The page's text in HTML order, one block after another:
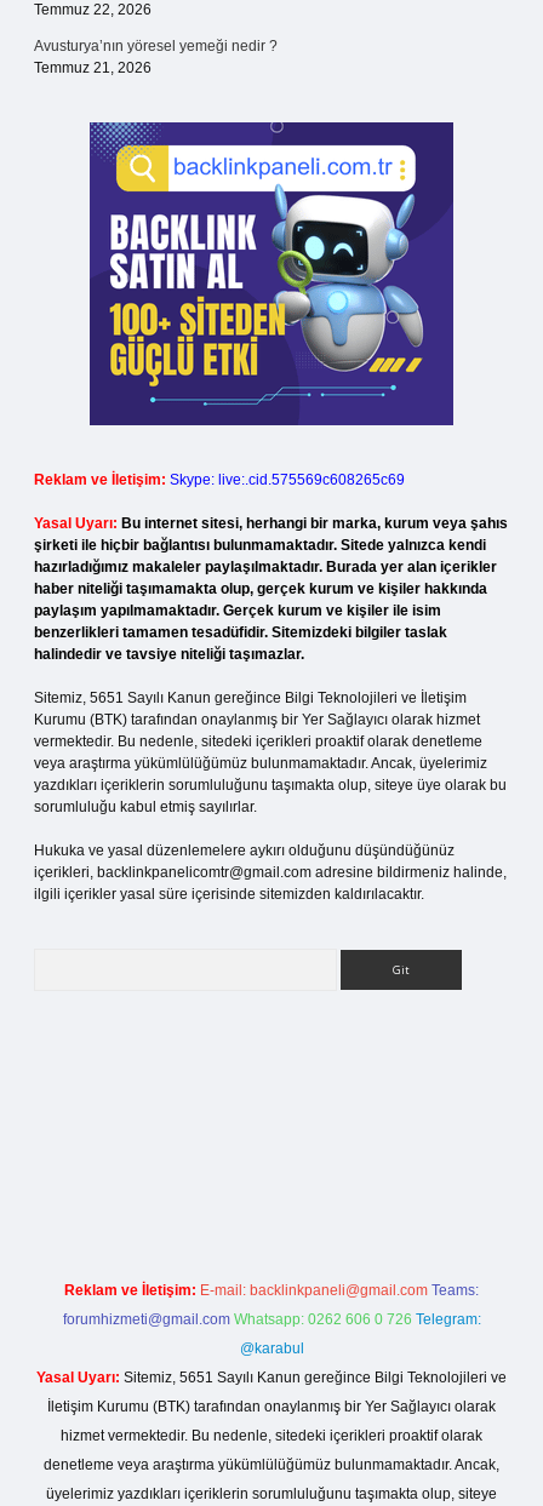
Temmuz 22, 2026
Avusturya’nın yöresel yemeği nedir ?
Temmuz 21, 2026
Reklam ve İletişim: Skype: live:.cid.575569c608265c69
Yasal Uyarı: Bu internet sitesi, herhangi bir marka, kurum veya şahıs
şirketi ile hiçbir bağlantısı bulunmamaktadır. Sitede yalnızca kendi
hazırladığımız makaleler paylaşılmaktadır. Burada yer alan içerikler
haber niteliği taşımamakta olup, gerçek kurum ve kişiler hakkında
paylaşım yapılmamaktadır. Gerçek kurum ve kişiler ile isim
benzerlikleri tamamen tesadüfidir. Sitemizdeki bilgiler taslak
halindedir ve tavsiye niteliği taşımazlar.
Sitemiz, 5651 Sayılı Kanun gereğince Bilgi Teknolojileri ve İletişim
Kurumu (BTK) tarafından onaylanmış bir Yer Sağlayıcı olarak hizmet
vermektedir. Bu nedenle, sitedeki içerikleri proaktif olarak denetleme
veya araştırma yükümlülüğümüz bulunmamaktadır. Ancak, üyelerimiz
yazdıkları içeriklerin sorumluluğunu taşımakta olup, siteye üye olarak bu
sorumluluğu kabul etmiş sayılırlar.
Hukuka ve yasal düzenlemelere aykırı olduğunu düşündüğünüz
içerikleri, backlinkpanelicomtr@gmail.com adresine bildirmeniz halinde,
ilgili içerikler yasal süre içerisinde sitemizden kaldırılacaktır.
Reklam ve İletişim: E-mail: backlinkpaneli@gmail.com Teams:
forumhizmeti@gmail.com Whatsapp: 0262 606 0 726 Telegram:
@karabul
Yasal Uyarı: Sitemiz, 5651 Sayılı Kanun gereğince Bilgi Teknolojileri ve
İletişim Kurumu (BTK) tarafından onaylanmış bir Yer Sağlayıcı olarak
hizmet vermektedir. Bu nedenle, sitedeki içerikleri proaktif olarak
denetleme veya araştırma yükümlülüğümüz bulunmamaktadır. Ancak,
üyelerimiz yazdıkları içeriklerin sorumluluğunu taşımakta olup, siteye